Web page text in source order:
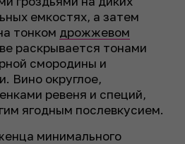
емкостях, а затем
тонком дрожжевом
раскрывается тонами
смородины и
Вино округлое,
ревеня и специй,
ягодным послевкусием.
минимального